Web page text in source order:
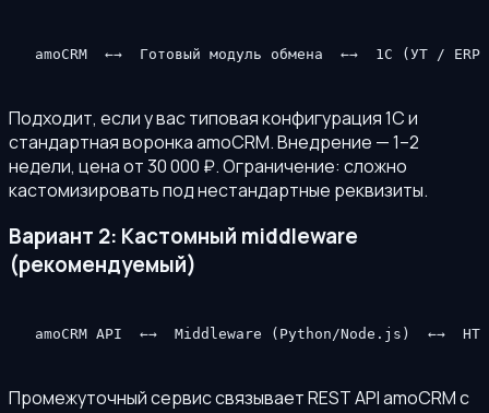
amoCRM  ←→  Готовый модуль обмена  ←→  1С (УТ / ERP
Подходит, если у вас типовая конфигурация 1С и
стандартная воронка amoCRM. Внедрение — 1–2
недели, цена от 30 000 ₽. Ограничение: сложно
кастомизировать под нестандартные реквизиты.
Вариант 2: Кастомный middleware
(рекомендуемый)
amoCRM API  ←→  Middleware (Python/Node.js)  ←→
Промежуточный сервис связывает REST API amoCRM с